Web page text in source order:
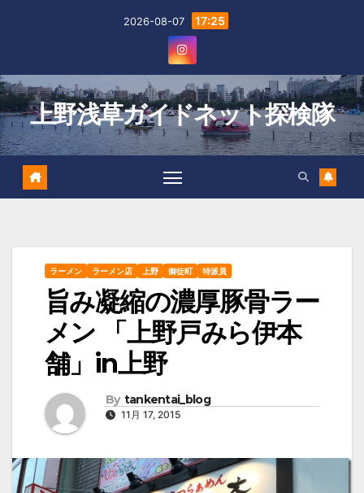
2026-08-07 17:25
上野浅草ガイドネット探検隊
ラーメン ラーメン店 上野 御徒町 特派員
旨み凝縮の濃厚豚骨ラー
メン 「上野戸みら伊本
舗」in上野
By tankentai_blog
11月 17, 2015